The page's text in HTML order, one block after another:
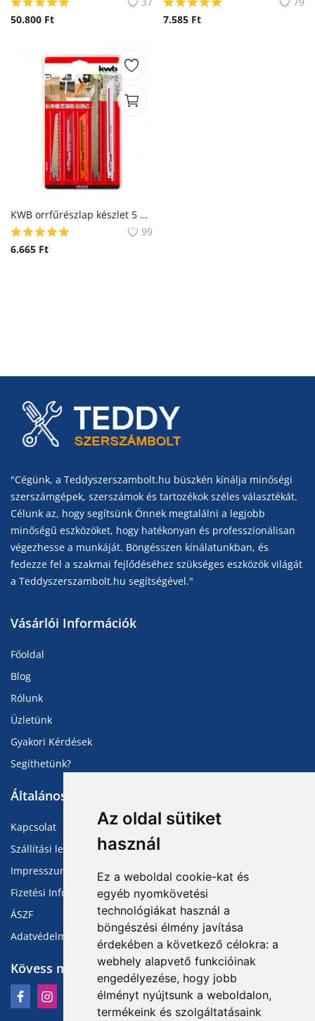
Az oldal sütiket
használ
Ez a weboldal cookie-kat és
egyéb nyomkövetési
technológiákat használ a
böngészési élmény javítása
érdekében a következő célokra: a
webhely alapvető funkcióinak
engedélyezése, hogy jobb
élményt nyújtsunk a weboldalon,
termékeink és szolgáltatásaink
50.800 Ft
7.585 Ft
KWB orrfűrészlap készlet 5 db-os
99
6.665 Ft
"Cégünk, a Teddyszerszambolt.hu büszkén kínálja minőségi
szerszámgépek, szerszámok és tartozékok széles választékát.
Célunk az, hogy segítsünk Önnek megtalálni a legjobb
minőségű eszközöket, hogy hatékonyan és professzionálisan
végezhesse a munkáját. Böngésszen kínálatunkban, és
fedezze fel a szakmai fejlődéséhez szükséges eszközök világát
a Teddyszerszambolt.hu segítségével."
Vásárlói Információk
Főoldal
Blog
Rólunk
Üzletünk
Gyakori Kérdések
Segíthetünk?
Általános Információk
Kapcsolat
Szállítási lehetőségek
Impresszum
Fizetési Információk
ÁSZF
Adatvédelmi Tájékoztató
Kövess minket